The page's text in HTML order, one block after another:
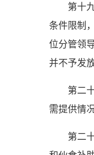
第十
条件限制
位分管领
并不予发
第二
需提供情
第二